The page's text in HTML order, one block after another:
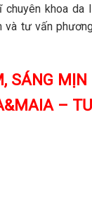
khoa da
và tư vấn
SÁNG MỊN
–